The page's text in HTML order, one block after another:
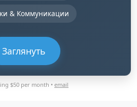
& Коммуникации
Заглянуть
$50 per month • email